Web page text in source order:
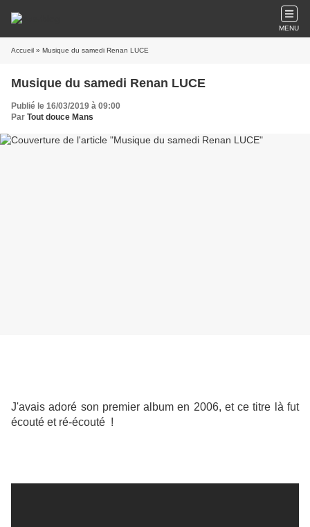
MENU
Accueil » Musique du samedi Renan LUCE
Musique du samedi Renan LUCE
Publié le 16/03/2019 à 09:00
Par Tout douce Mans
J'avais adoré son premier album en 2006, et ce titre là fut
écouté et ré-écouté !